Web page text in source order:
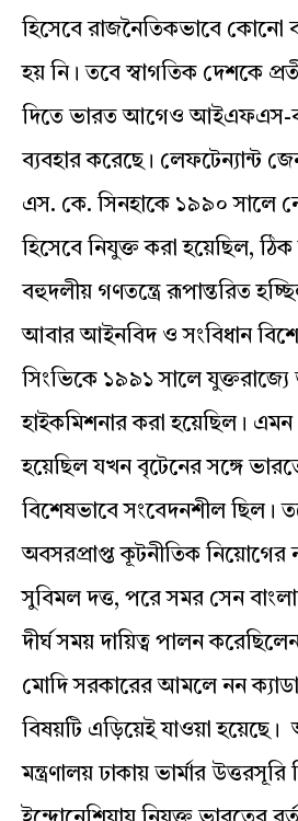
হিসেবে রাজনৈতিকভাবে কোনো
হয় নি। তবে স্বাগতিক দেশকে
দিতে ভারত আগেও আইএফএস-
ব্যবহার করেছে। লেফটেন্যান্ট
এস. কে. সিনহাকে ১৯৯০ সালে
হিসেবে নিযুক্ত করা হয়েছিল,
বহুদলীয় গণতন্ত্রে রূপান্তরিত
আবার আইনবিদ ও সংবিধান
সিংভিকে ১৯৯১ সালে যুক্তরাজ্যে
হাইকমিশনার করা হয়েছিল।
হয়েছিল যখন বৃটেনের সঙ্গে
বিশেষভাবে সংবেদনশীল ছিল।
অবসরপ্রাপ্ত কূটনীতিক নিয়োগের
সুবিমল দত্ত, পরে সমর সেন
দীর্ঘ সময় দায়িত্ব পালন
মোদি সরকারের আমলে নন
বিষয়টি এড়িয়েই যাওয়া হয়েছে।
মন্ত্রণালয় ঢাকায় ভার্মার উত্তরসূরি